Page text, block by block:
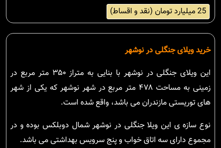
25 میلیارد تومان (نقد و اقساط)
خرید ویلای جنگلی در نوشهر
این ویلای جنگلی در نوشهر با بنایی به متراز ۳۵۰ متر مربع در
زمینی به مساحت ۴۷۸ متر مربع در شهر نوشهر که یکی از شهر
های توریستی مازندران می باشد، واقع شده است.
نوع سازه ی این ویلا جنگلی در نوشهر شمال دوبلکس بوده و در
مجموع دارای سه اتاق خواب و پنج سرویس بهداشتی می باشد.